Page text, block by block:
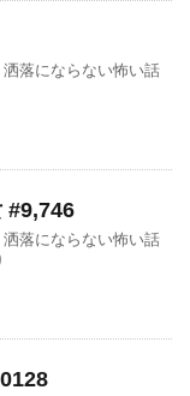
洒落にならない怖い話
#9,746
洒落にならない怖い話